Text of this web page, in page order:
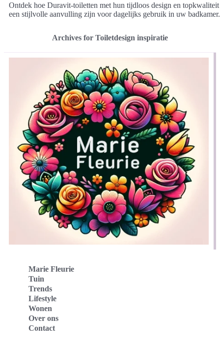
Ontdek hoe Duravit-toiletten met hun tijdloos design en topkwaliteit
een stijlvolle aanvulling zijn voor dagelijks gebruik in uw badkamer.
Archives for Toiletdesign inspiratie
Marie Fleurie
Tuin
Trends
Lifestyle
Wonen
Over ons
Contact